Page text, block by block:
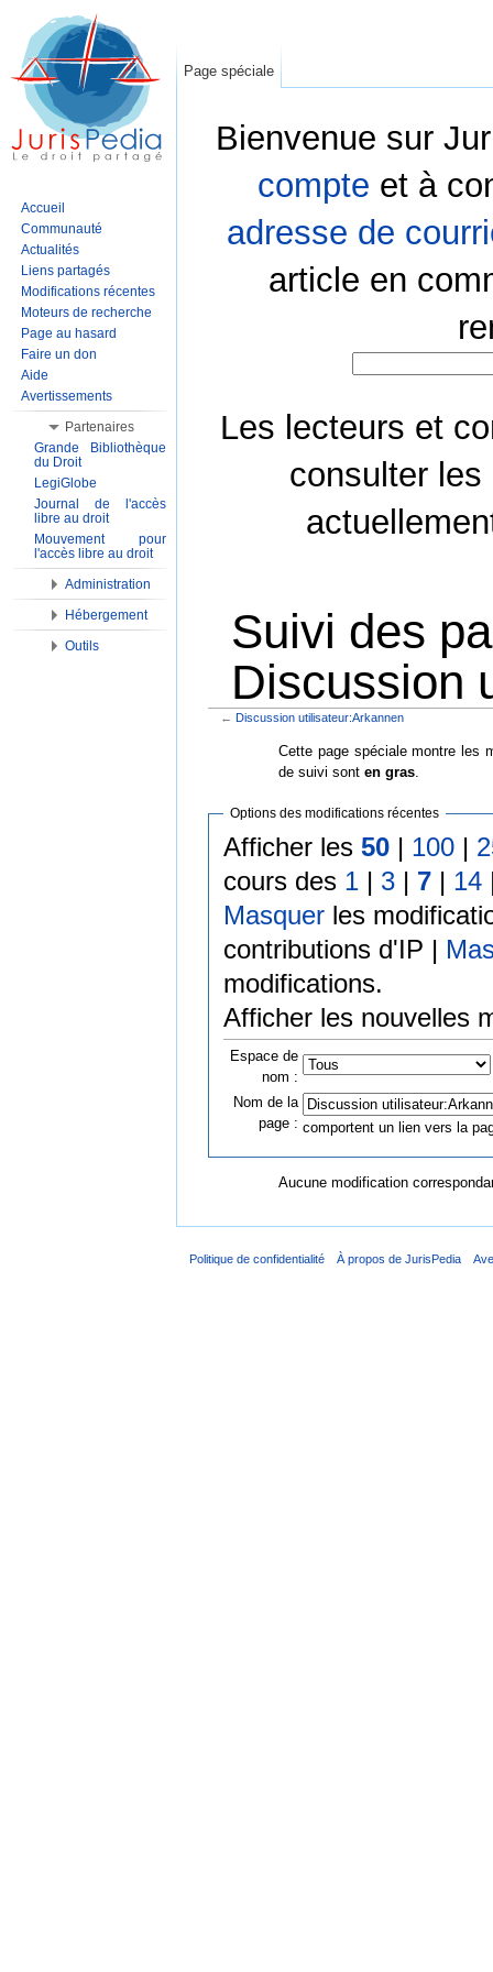
Bienvenue sur
compte et à
adresse de
article en
Les lecteurs et
consulter les
Suivi des
Discussion
← Discussion utilisateur:Arkannen
Cette page spéciale montre les
de suivi sont en gras.
Options des modifications récentes
Afficher les 50| 100|
cours des 1| 3| 7| 14
Masquerles
contributions d'IP |
modifications.
Afficher les nouvelles
Espace de
nom :
Nom de la
page : comportent un lien vers la
Aucune modification
Page spéciale
Accueil
Communauté
Actualités
Liens partagés
Modifications récentes
Moteurs de recherche
Page au hasard
Faire un don
Aide
Avertissements
Partenaires
Grande Bibliothèque
du Droit
LegiGlobe
Journal de l'accès
libre au droit
Mouvement pour
l'accès libre au droit
Administration
Hébergement
Outils
Politique de confidentialité À propos de JurisPedia